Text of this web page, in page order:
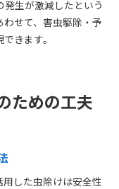
生が激減したという
せて、害虫駆除・予
きます。
ための工夫
した虫除けは安全性